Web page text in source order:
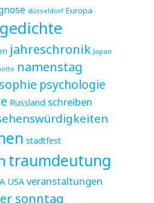
düsseldorf Europa
gedichte
jahreschronik Japan
namenstag
psychologie
Russland schreiben
stadtfest
traumdeutung
USA veranstaltungen
sonntag